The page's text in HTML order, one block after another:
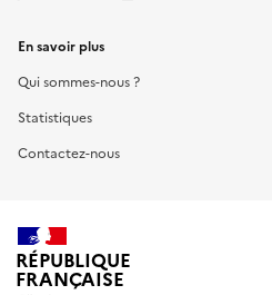
En savoir plus
Qui sommes-nous ?
Statistiques
Contactez-nous
RÉPUBLIQUE
FRANÇAISE